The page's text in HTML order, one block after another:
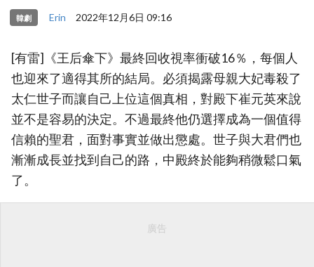
韓劇 Erin 2022年12月6日 09:16
[有雷]《王后傘下》最終回收視率衝破16％，每個人
也迎來了適得其所的結局。必須揭露母親大妃毒殺了
太仁世子而讓自己上位這個真相，對殿下崔元英來說
並不是容易的決定。不過最終他仍選擇成為一個值得
信賴的聖君，面對事實並做出懲處。世子與大君們也
漸漸成長並找到自己的路，中殿終於能夠稍微鬆口氣
了。
廣告